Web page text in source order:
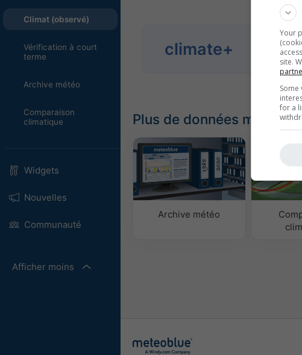
Climat (observé)
Vérification à court
terme
Archive météo
Comparaison
climatique
Widgets
Nouvelles
Communauté
Afficher moins
climate+
climatique
Plus de données météo
Archive météo
Your
site.
for a